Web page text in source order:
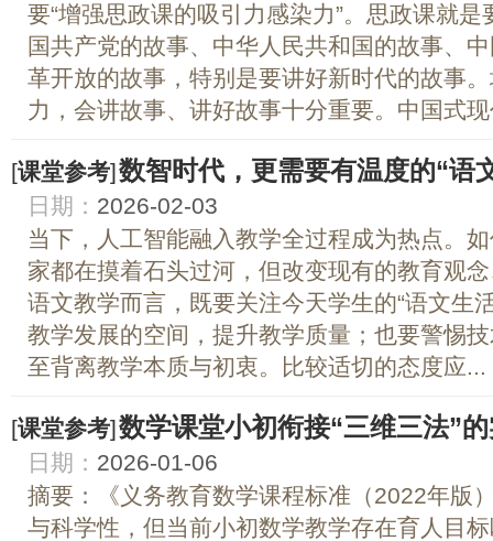
要“增强思政课的吸引力感染力”。思政课就
国共产党的故事、中华人民共和国的故事、
革开放的故事，特别是要讲好新时代的故事
力，会讲故事、讲好故事十分重要。中国式
[课堂参考]数智时代，更需要有温度的“语
日期： 2026-02-03
当下，人工智能融入教学全过程成为热点。如
家都在摸着石头过河，但改变现有的教育观
语文教学而言，既要关注今天学生的“语文生
教学发展的空间，提升教学质量；也要警惕
至背离教学本质与初衷。比较适切的态度应...
[课堂参考]数学课堂小初衔接“三维三法”
日期： 2026-01-06
摘要：《义务教育数学课程标准（2022年版
与科学性，但当前小初数学教学存在育人目